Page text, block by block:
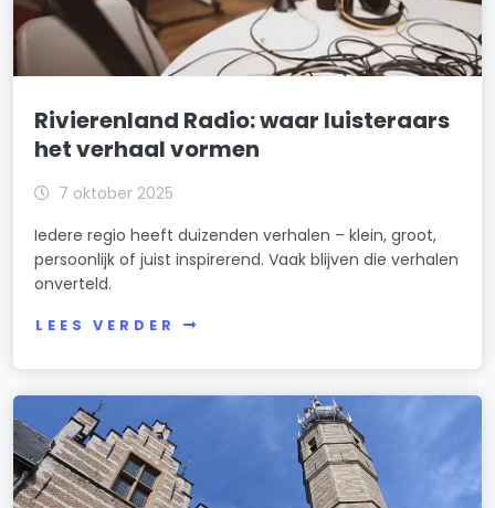
Rivierenland Radio: waar luisteraars
het verhaal vormen
7 oktober 2025
Iedere regio heeft duizenden verhalen – klein, groot,
persoonlijk of juist inspirerend. Vaak blijven die verhalen
onverteld.
LEES VERDER